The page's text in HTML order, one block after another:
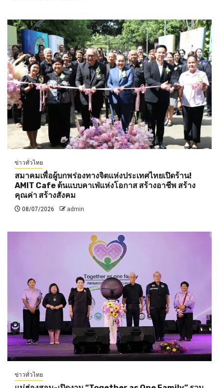
ข่าวทั่วไทย
สมาคมเพื่อผู้บกพร่องทางจิตแห่งประเทศไทยเปิดร้าน!
AMIT Cafe ต้นแบบคาเฟ่แห่งโอกาส สร้างอาชีพ สร้าง
คุณค่า สร้างสังคม
08/07/2026 admin
ข่าวทั่วไทย